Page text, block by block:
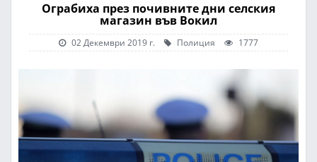
Ограбиха през почивните дни селския
магазин във Вокил
02 Декември 2019 г. Полиция 1777